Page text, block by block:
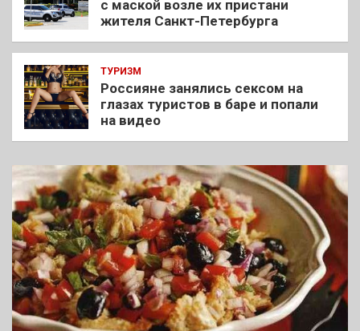
с маской возле их пристани
жителя Санкт-Петербурга
ТУРИЗМ
Россияне занялись сексом на
глазах туристов в баре и попали
на видео